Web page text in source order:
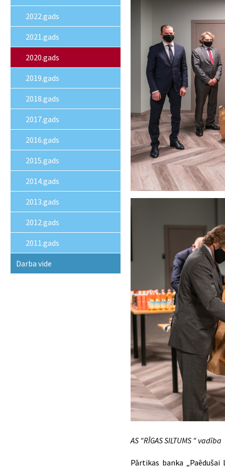
AS "RĪGAS
Pārtikas banka
2022.gads
2021.gads
2020.gads
2019.gads
2018.gads
2017.gads
2016.gads
2015.gads
2014.gads
2013.gads
2012.gads
2011.gads
Darba vide